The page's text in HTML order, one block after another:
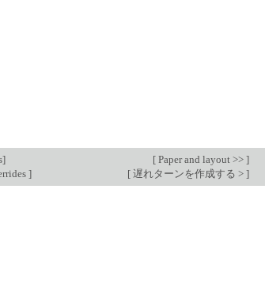
] [ Paper and layout >> ]
] [ 遅れターンを作成する > ]